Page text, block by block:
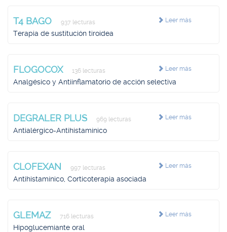
Leer más
T4 BAGO 937 lecturas
Terapia de sustitución tiroidea
Leer más
FLOGOCOX 136 lecturas
Analgésico y Antiinflamatorio de acción selectiva
Leer más
DEGRALER PLUS 969 lecturas
Antialérgico-Antihistamínico
Leer más
CLOFEXAN 997 lecturas
Antihistamínico, Corticoterapia asociada
Leer más
GLEMAZ 716 lecturas
Hipoglucemiante oral